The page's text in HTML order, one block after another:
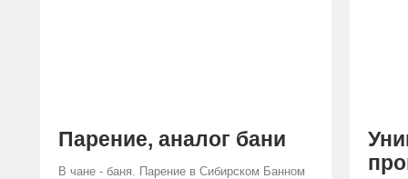
Парение, аналог бани
В чане - баня. Парение в Сибирском Банном